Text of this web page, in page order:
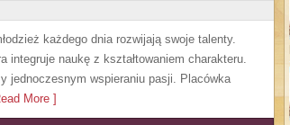
każdego dnia rozwijają swoje talenty.
integruje naukę z kształtowaniem charakteru.
jednoczesnym wspieraniu pasji. Placówka
More ]